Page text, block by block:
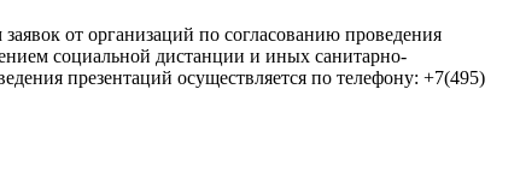
от организаций по согласованию проведения
социальной дистанции и иных санитарно-
презентаций осуществляется по телефону: +7(495)